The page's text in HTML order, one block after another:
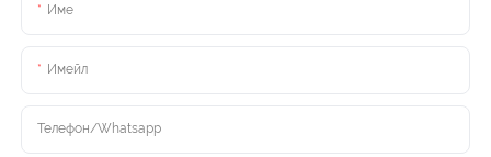
Име
Имейл
Телефон/whatsapp